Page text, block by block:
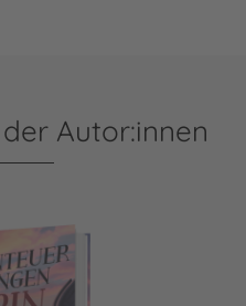
Autor:innen